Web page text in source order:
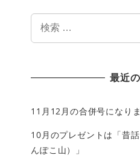
最近
11月12月の合併号になり
10月のプレゼントは「昔
んぽこ山）」